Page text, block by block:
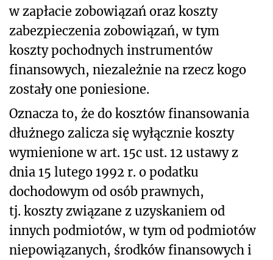
w zapłacie zobowiązań oraz koszty
zabezpieczenia zobowiązań, w tym
koszty pochodnych instrumentów
finansowych, niezależnie na rzecz kogo
zostały one poniesione.
Oznacza to, że do kosztów finansowania
dłużnego zalicza się wyłącznie koszty
wymienione w art. 15c ust. 12 ustawy z
dnia 15 lutego 1992 r. o podatku
dochodowym od osób prawnych,
tj. koszty związane z uzyskaniem od
innych podmiotów, w tym od podmiotów
niepowiązanych, środków finansowych i